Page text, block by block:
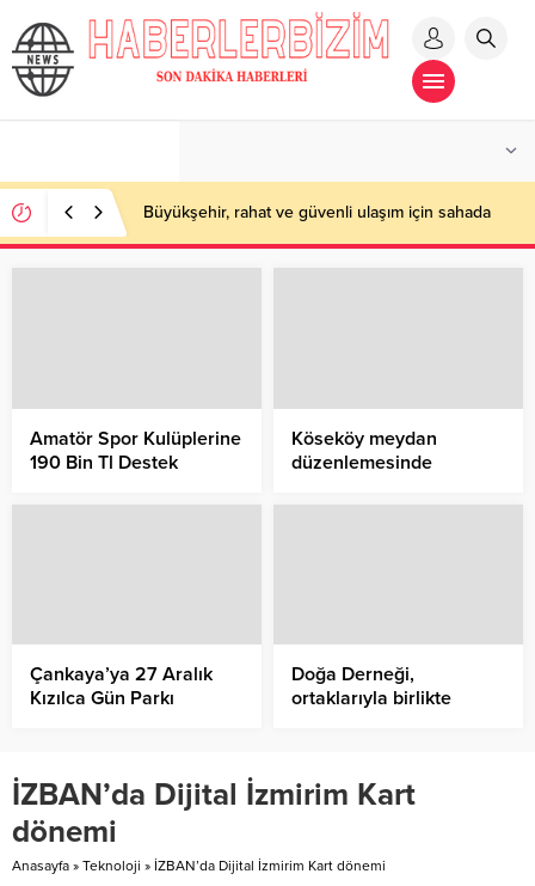
Büyükşehir, rahat ve güvenli ulaşım için sahada
Amatör Spor Kulüplerine
190 Bin Tl Destek
Köseköy meydan
düzenlemesinde
Çankaya’ya 27 Aralık
Kızılca Gün Parkı
Doğa Derneği,
ortaklarıyla birlikte
İZBAN’da Dijital İzmirim Kart
dönemi
Anasayfa » Teknoloji » İZBAN’da Dijital İzmirim Kart dönemi